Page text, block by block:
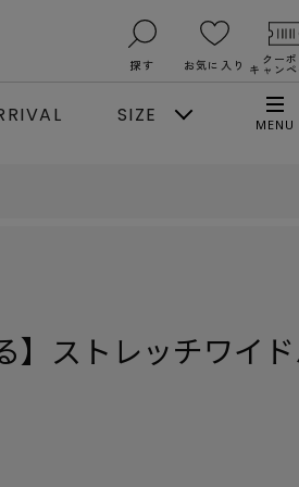
探す お気に入り クー
キャン
SIZE MENU
】ストレッチワイ